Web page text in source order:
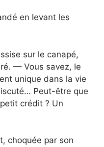
en levant les
sur le canapé,
— Vous savez, le
unique dans la vie
Peut-être que
crédit ? Un
choquée par son